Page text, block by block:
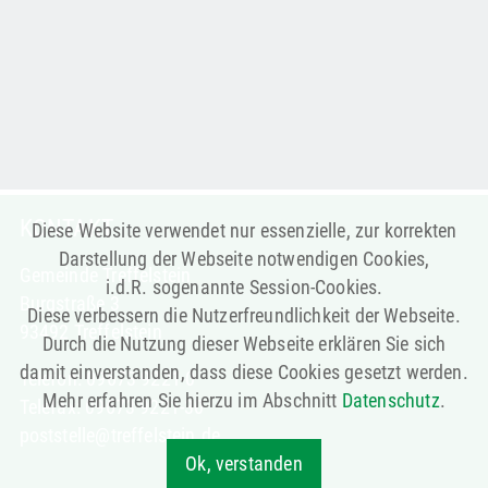
KONTAKT
Gemeinde Treffelstein
Burgstraße 3
93492 Treffelstein
Telefon: 09673 9221-0
Telefax: 09673 9221-30
poststelle@treffelstein.de
Diese Website verwendet nur essenzielle, zur korrekten
Darstellung der Webseite notwendigen Cookies,
i.d.R. sogenannte Session-Cookies.
Diese verbessern die Nutzerfreundlichkeit der Webseite.
Durch die Nutzung dieser Webseite erklären Sie sich
damit einverstanden, dass diese Cookies gesetzt werden.
Mehr erfahren Sie hierzu im Abschnitt Datenschutz.
Ok, verstanden